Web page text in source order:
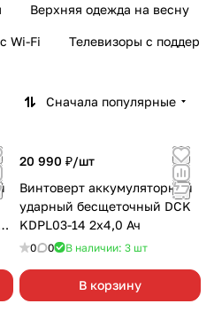
Верхняя одежда на весну
Wi-Fi Телевизоры с
Сначала популярные
20 990 ₽/шт
Винтоверт аккумуляторный
ударный бесщеточный DCK
KDPL03-14 2х4,0 Ач
0 0 В наличии: 3 шт
В корзину